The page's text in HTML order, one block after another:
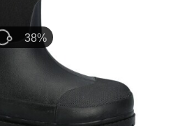
50%